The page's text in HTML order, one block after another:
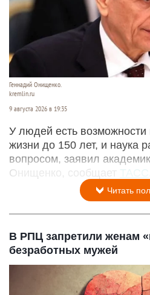
Геннадий Онищенко.
kremlin.ru
9 августа 2026 в 19:35
У людей есть возможности
жизни до 150 лет, и наука
вопросом, заявил
Онищенко, сообщает ТАСС
Читать
В РПЦ запретили женам
безработных мужей